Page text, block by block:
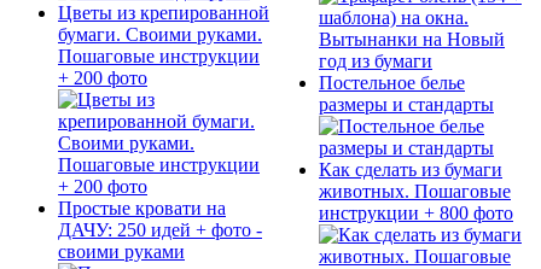
Цветы из крепированной
бумаги. Своими руками.
Пошаговые инструкции
+ 200 фото
Простые кровати на
ДАЧУ: 250 идей + фото -
своими руками
Постельное белье
размеры и стандарты
Как сделать из бумаги
животных. Пошаговые
инструкции + 800 фото